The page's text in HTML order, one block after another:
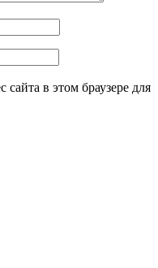
в этом браузере для